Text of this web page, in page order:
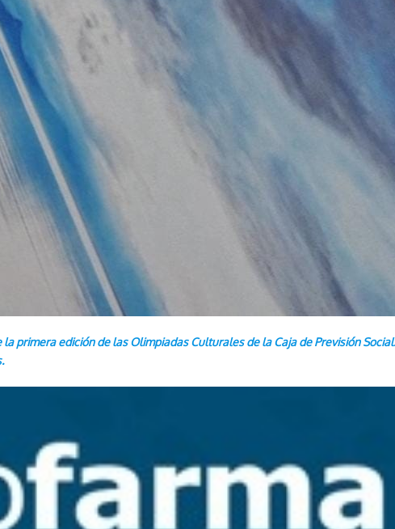
primera edición de las Olimpiadas Culturales de la Caja de Previsión